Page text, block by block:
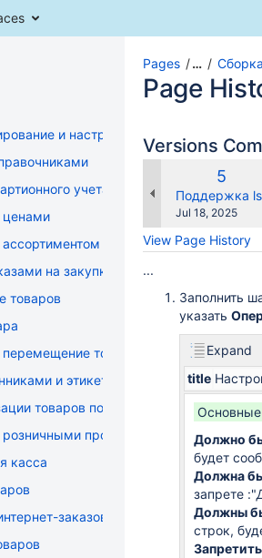
и настройка
учета
ценами
магазинов
на закупку
товаров
товаров
и этикетками
товаров по кассе
розничными продажами
касса
заказов
Pages …
Page
Versions
Old
5
Поддержка
Saved
Jul 18, 2025
View Page History
...
Заполнить
указать
Expand
title
Должно
будет
Должна
запрете :"
Должны
строк,